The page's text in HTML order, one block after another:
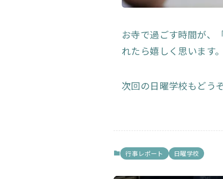
お寺で過ごす時間が、
れたら嬉しく思います。
次回の日曜学校もどう
行事レポート 日曜学校